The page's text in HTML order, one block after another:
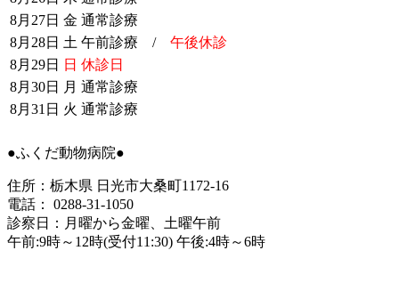
8月27日 金 通常診療
8月28日 土 午前診療 / 午後休診
8月29日
日 休診日
8月30日
月 通常診療
8月31日 火 通常診療
●ふくだ動物病院●
住所：栃木県 日光市大桑町1172-16
電話： 0288-31-1050
診察日：月曜から金曜、土曜午前
午前:9時～12時(受付11:30) 午後:4時～6時